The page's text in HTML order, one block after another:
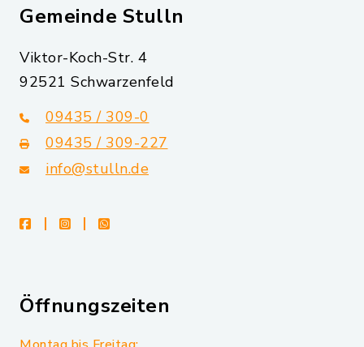
Gemeinde Stulln
Viktor-Koch-Str. 4
92521 Schwarzenfeld
09435 / 309-0
09435 / 309-227
info@stulln.de
facebookinstagramwhatsapp
Öffnungszeiten